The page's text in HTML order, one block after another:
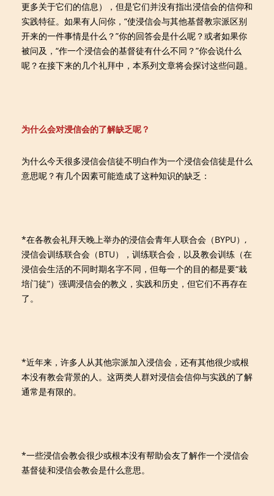
更多关于它们的信息），但是它们并没有指出浸信会的信仰和
实践特征。如果有人问你，“使浸信会与其他基督教宗派区别
开来的一件事情是什么？”你的回答会是什么呢？或者如果你
被问及，“作一个浸信会的基督徒有什么不同？”你会说什么
呢？在接下来的几个礼拜中，本系列文章将会探讨这些问题。
为什么会对浸信会的了解缺乏呢？
为什么今天很多浸信会信徒不明白作为一个浸信会信徒是什么
意思呢？有几个因素可能造成了这种知识的缺乏：
*在各教会礼拜天晚上举办的浸信会青年人联合会（BYPU）,
浸信会训练联合会（BTU），训练联合会，以及教会训练（在
浸信会生活的不同时期名字不同，但每一个的目的都是要“栽
培门徒”）强调浸信会的教义，实践和历史，但它们不再存在
了。
*近年来，许多人从其他宗派加入浸信会，还有其他很少或根
本没有教会背景的人。这两类人群对浸信会信仰与实践的了解
通常是有限的。
*一些浸信会教会很少或根本没有帮助会友了解作一个浸信会
基督徒和浸信会教会是什么意思。